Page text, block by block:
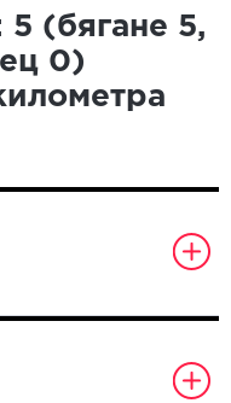
5 (бягане 5,
0)